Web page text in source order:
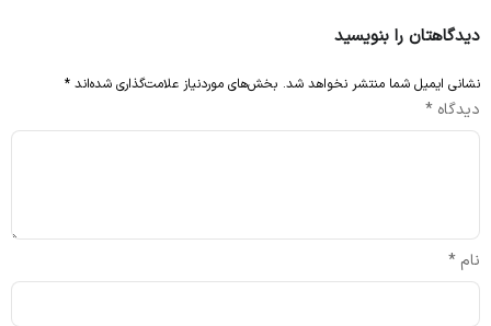
دیدگاهتان را بنویسید
نشانی ایمیل شما منتشر نخواهد شد. بخش‌های موردنیاز علامت‌گذاری شده‌اند *
دیدگاه *
نام *